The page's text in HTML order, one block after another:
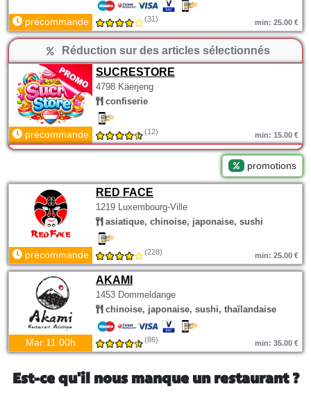
précommande (31) min: 25.00 €
Réduction sur des articles sélectionnés
SUCRESTORE
4798 Käerjeng
confiserie
précommande (12) min: 15.00 €
promotions
RED FACE
1219 Luxembourg-Ville
asiatique, chinoise, japonaise, sushi
précommande (228) min: 25.00 €
AKAMI
1453 Dommeldange
chinoise, japonaise, sushi, thaïlandaise
Mar 11:00h (86) min: 35.00 €
Est-ce qu'il nous manque un restaurant ?